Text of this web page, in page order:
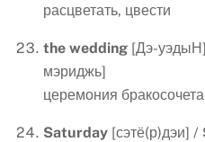
расцветать, цвести
the wedding [Дэ-
мэриджь]
церемония
Saturday [сэтё(р)дэи] /